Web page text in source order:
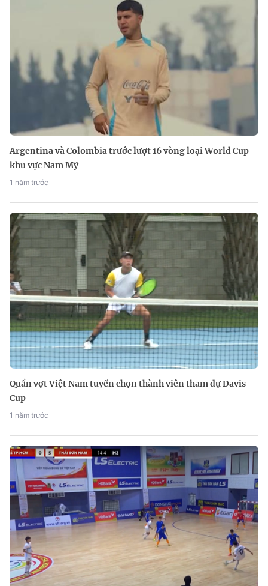
Argentina và Colombia trước lượt 16 vòng loại World Cup
khu vực Nam Mỹ
1 năm trước
Quần vợt Việt Nam tuyển chọn thành viên tham dự Davis
Cup
1 năm trước